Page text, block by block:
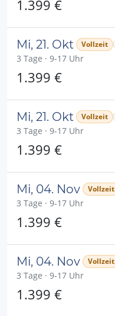
1.399 €
Mi, 21. Okt Vollzeit
3 Tage · 9-17 Uhr
1.399 €
Mi, 21. Okt Vollzeit
3 Tage · 9-17 Uhr
1.399 €
Mi, 04. Nov Vollzeit
3 Tage · 9-17 Uhr
1.399 €
Mi, 04. Nov Vollzeit
3 Tage · 9-17 Uhr
1.399 €